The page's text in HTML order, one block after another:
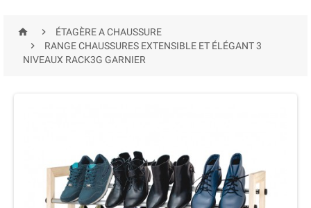
 
ÉTAGÈRE A CHAUSSURE

RANGE CHAUSSURES EXTENSIBLE ET ÉLÉGANT 3
NIVEAUX RACK3G GARNIER